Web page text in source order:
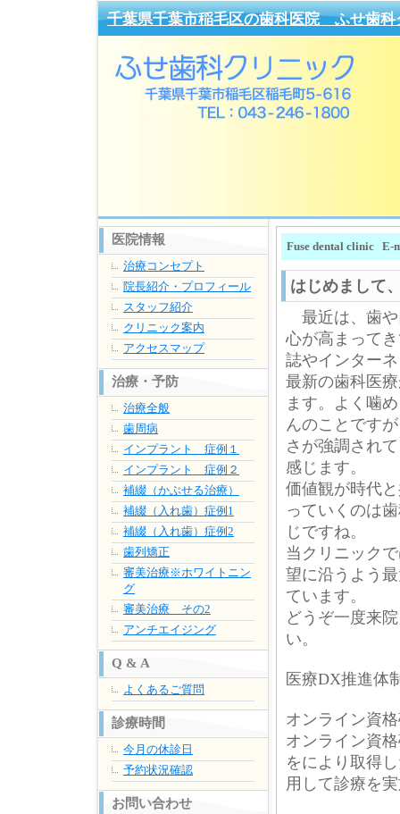
千葉県千葉市稲毛区の歯科医院 ふせ歯科
医院情報
治療コンセプト
院長紹介・プロフィール
スタッフ紹介
クリニック案内
アクセスマップ
治療・予防
治療全般
歯周病
インプラント 症例１
インプラント 症例２
補綴（かぶせる治療）
補綴（入れ歯）症例1
補綴（入れ歯）症例2
歯列矯正
審美治療※ホワイトニン
グ
審美治療 その2
アンチエイジング
Q & A
よくあるご質問
診療時間
今月の休診日
予約状況確認
お問い合わせ
Fuse dental clinic E-
はじめまして
最近は、歯や
心が高まって
誌やインター
最新の歯科医
ます。よく噛
んのことです
さが強調され
感じます。
価値観が時代
っていくのは
じですね。
当クリニック
望に沿うよう
ています。
どうぞ一度来
い。
医療DX推進体
オンライン資
オンライン資
をにより取得
用して診療を